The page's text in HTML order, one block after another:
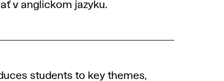
v anglickom jazyku.
students to key themes,